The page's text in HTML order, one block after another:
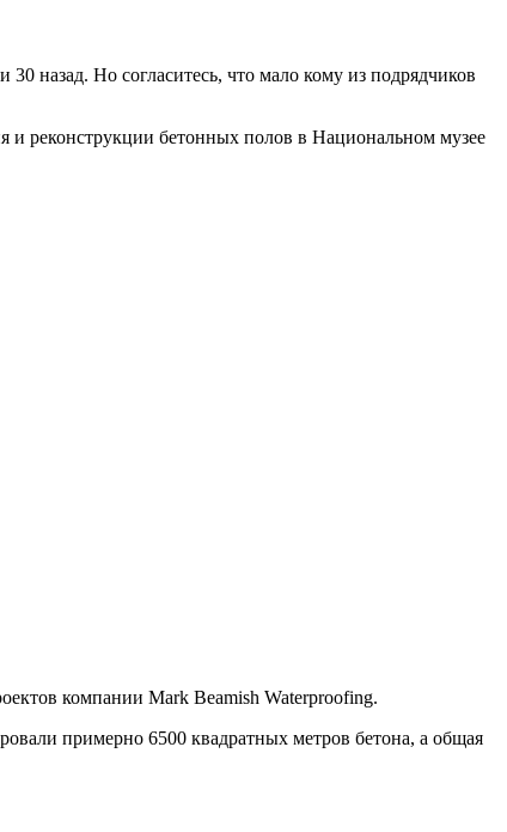
назад. Но согласитесь, что мало кому из подрядчиков
и реконструкции бетонных полов в Национальном музее
компании Mark Beamish Waterproofing.
примерно 6500 квадратных метров бетона, а общая